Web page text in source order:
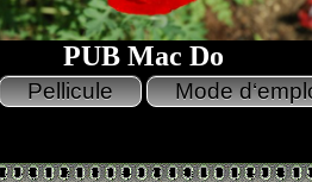
PUB Mac Do